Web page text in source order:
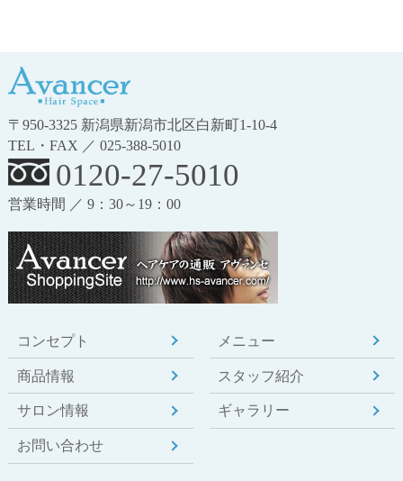
〒950-3325 新潟県新潟市北区白新町1-10-4
TEL・FAX ／ 025-388-5010
0120-27-5010
営業時間 ／ 9：30～19：00
コンセプト メニュー
商品情報 スタッフ紹介
サロン情報 ギャラリー
お問い合わせ